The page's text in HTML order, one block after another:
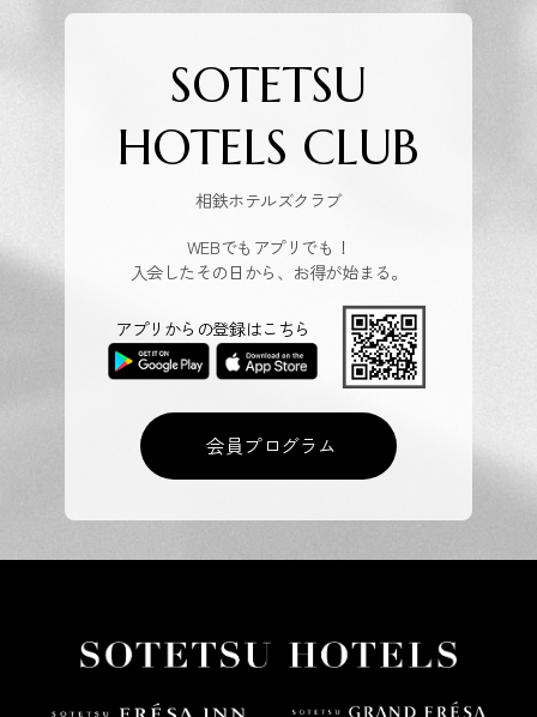
SOTETSU
HOTELS CLUB
相鉄ホテルズクラブ
WEBでもアプリでも！
入会したその日から、お得が始まる。
会員プログラム
アプリからの登録はこちら